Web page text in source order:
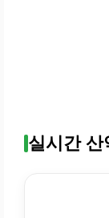
실시간